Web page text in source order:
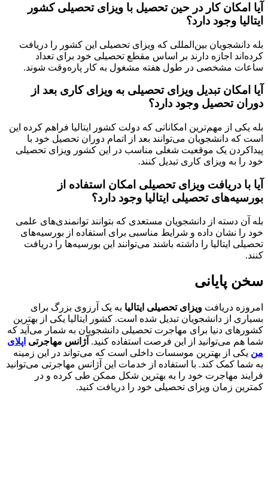
آیا امکان کار در حین تحصیل با ویزای تحصیلی کشور
ایتالیا وجود دارد؟
بله دانشجویان بین‌المللی که ویزای تحصیلی این کشور را دریافت
کرده‌اند اجازه دارند بر اساس مقطع تحصیلی خود برای تعداد
ساعات مشخصی در طول هفته مشغول به کار پاره‌وقت شوند.
آیا امکان تبدیل ویزای تحصیلی به ویزای کاری بعد از
دوران تحصیل وجود دارد؟
بله یکی از مهم‌ترین امکاناتی که دولت کشور ایتالیا فراهم کرده این
است که دانشجویان می‌توانند بعد از اتمام دوران تحصیل خود با
پیداکردن یک موقعیت شغلی مناسب در این کشور ویزای تحصیلی
خود را به ویزای کاری تبدیل کنند.
آیا با دریافت ویزای تحصیلی امکان استفاده از
بورسیه‌های تحصیلی ایتالیا وجود دارد؟
بله آن دسته از دانشجویان مستعدی که بتوانند توانمندی‌های علمی
خود را نشان داده و شرایط مناسبی برای استفاده از بورسیه‌های
تحصیلی ایتالیا را داشته باشند می‌توانند این بورسیه‌ها را دریافت
کنند.
سخن پایانی
امروزه دریافت ویزای تحصیلی ایتالیا به یک آرزوی بزرگ برای
بسیاری از دانشجویان تبدیل شده است. کشور ایتالیا یکی از بهترین
کشورهای دنیا برای مهاجرت تحصیلی دانشجویان به شمار می‌آید که
شما هم می‌توانید از این فرصت استفاده کنید. آژانس مهاجرتی اپلای
من یکی از بهترین موسسات داخلی است که می‌تواند در این زمینه
به شما کمک کند. با استفاده از خدمات این آژانس مهاجرتی می‌توانید
فرایند مهاجرت خود را به بهترین شکل ممکن طی کرده و در
کمترین زمان ویزای تحصیلی خود را دریافت کنید.